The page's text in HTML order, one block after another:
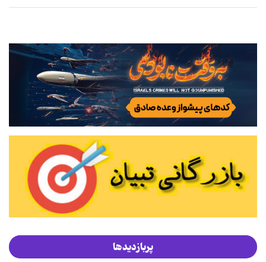
پربازدیدها